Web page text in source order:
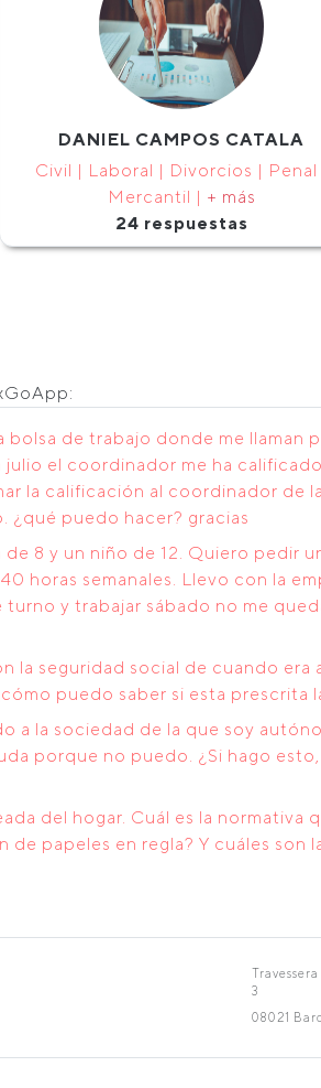
DANIEL CAMPOS CATALA
Civil | Laboral | Divorcios | Penal
Mercantil | + más
24 respuestas
de trabajo donde me llaman
julio el coordinador me ha
la calificación al coordinador de
¿qué puedo hacer? gracias
8 y un niño de 12. Quiero pedir
horas semanales. Llevo con la
y trabajar sábado no me
la seguridad social de cuando era
puedo saber si esta prescrita
a la sociedad de la que soy
porque no puedo. ¿Si hago
del hogar. Cuál es la normativa
papeles en regla? Y cuáles son
3
08021